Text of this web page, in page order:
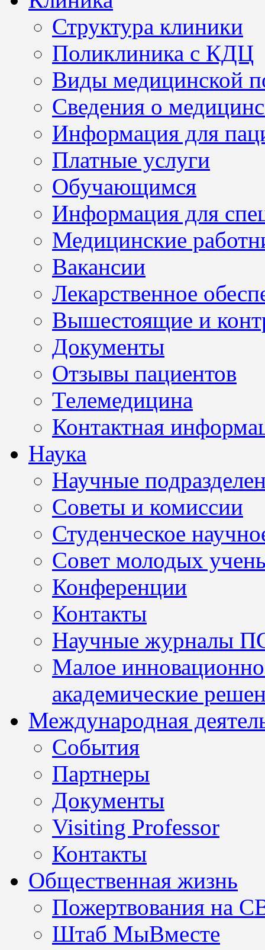
Структура клиники
Поликлиника с КДЦ
Виды медицинской
Сведения о
Информация для
Платные услуги
Обучающимся
Информация для
Медицинские
Вакансии
Лекарственное
Вышестоящие и
Документы
Отзывы пациентов
Телемедицина
Контактная
Наука
Научные
Советы и комиссии
Студенческое
Совет молодых
Конференции
Контакты
Научные журналы
Малое
академические
Международная
События
Партнеры
Документы
Visiting Professor
Контакты
Общественная жизнь
Пожертвования на
Штаб МыВместе